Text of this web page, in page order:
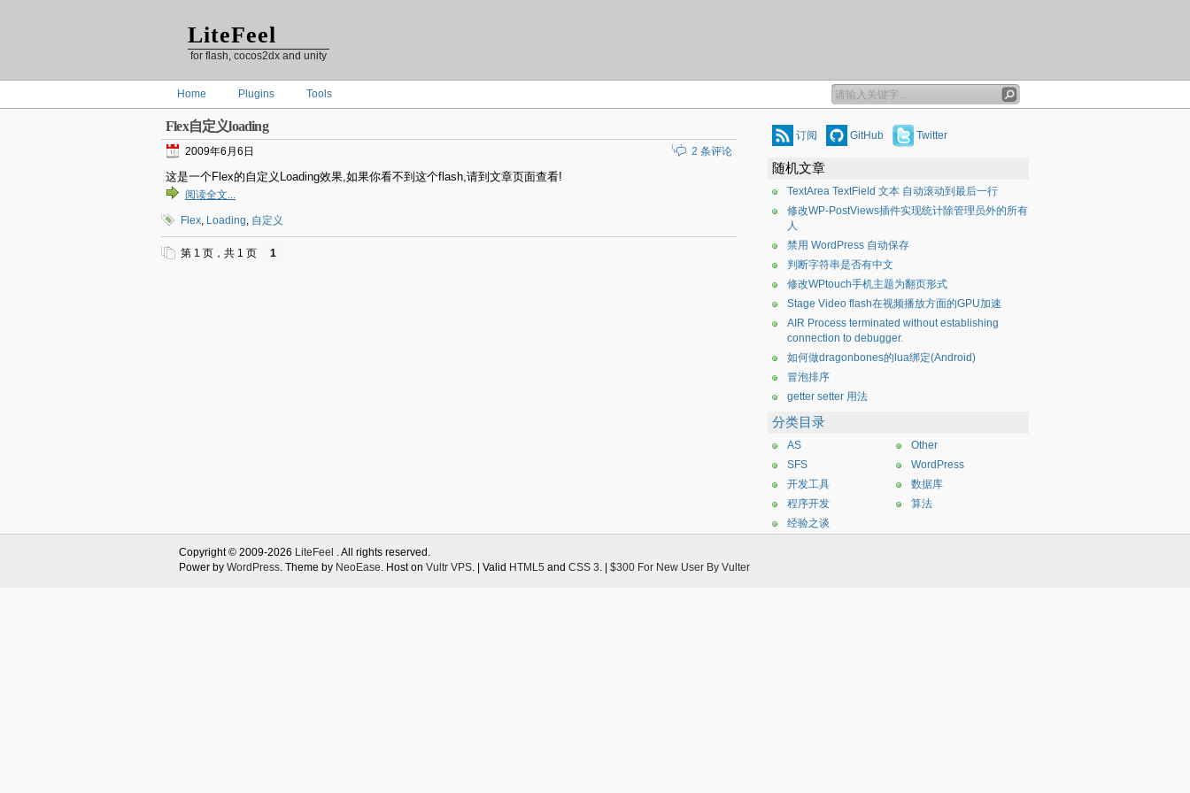
LiteFeel
for flash, cocos2dx and unity
Home Plugins Tools
Flex自定义loading
2009年6月6日 2 条评论
这是一个Flex的自定义Loading效果,如果你看不到这个flash,请到文章页面查看!
阅读全文...
Flex, Loading, 自定义
第 1 页，共 1 页 1
订阅 GitHub Twitter
随机文章
TextArea TextField 文本 自动滚动到最后一行
修改WP-PostViews插件实现统计除管理员外的所有
人
禁用 WordPress 自动保存
判断字符串是否有中文
修改WPtouch手机主题为翻页形式
Stage Video flash在视频播放方面的GPU加速
AIR Process terminated without establishing
connection to debugger.
如何做dragonbones的lua绑定(Android)
冒泡排序
getter setter 用法
分类目录
AS
Other
SFS
WordPress
开发工具
数据库
程序开发
算法
经验之谈
Copyright © 2009-2026 LiteFeel . All rights reserved.
Power by WordPress. Theme by NeoEase. Host on Vultr VPS. | Valid HTML5 and CSS 3. | $300 For New User By Vulter